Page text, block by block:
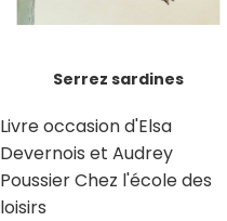
Serrez sardines
Livre occasion d'Elsa
Devernois et Audrey
Poussier Chez l'école des
loisirs